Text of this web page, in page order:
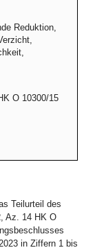
Reduktion,
O 10300/15
Teilurteil des
Az. 14 HK O
in Ziffern 1 bis